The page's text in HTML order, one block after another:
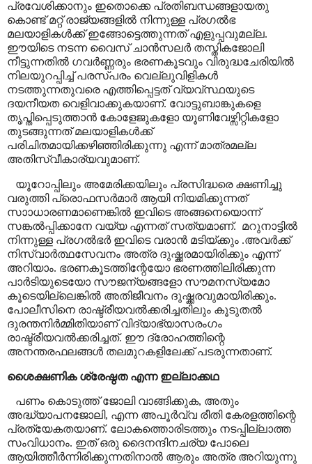
പ്രവേശിക്കാനും ഇതൊക്കെ പ്രതിബന്ധങ്ങളായതു
കൊണ്ട് മറ്റ് രാജ്യങ്ങളിൽ നിന്നുള്ള പ്രഗൽഭ
മലയാളികൾക്ക് ഇങ്ങോട്ടെത്തുന്നത് എളുപ്പവുമല്ല.
ഈയിടെ നടന്ന വൈസ് ചാൻസലർ തസ്തികജോലി
നീട്ടുന്നതിൽ ഗവർണ്ണരും ഭരണകൂടവും വിരുദ്ധചേരിയിൽ
നിലയുറപ്പിച്ച് പരസ്പരം വെല്ലുവിളികൾ
നടത്തുന്നതുവരെ എത്തിപ്പെട്ടത് വ്യവ്സ്ഥയുടെ
ദയനീയത വെളിവാക്കുകയാണ്. വോട്ടുബാങ്കുകളെ
തൃപ്തിപ്പെടുത്താൻ കോളേജുകളോ യൂണിവേഴ്സിറ്റികളോ
തുടങ്ങുന്നത് മലയാളികൾക്ക്
പരിചിതമായിക്കഴിഞ്ഞിരിക്കുന്നു എന്ന് മാത്രമല്ല
അതിസ്വീകാര്യവുമാണ്.
യൂറോപ്പിലും അമേരിക്കയിലും പ്രസിദ്ധരെ ക്ഷണിച്ചു
വരുത്തി പ്രൊഫസർമാർ ആയി നിയമിക്കുന്നത്
സാാധാരണമാണെങ്കിൽ ഇവിടെ അങ്ങനെയൊന്ന്
സങ്കൽപ്പിക്കാനേ വയ്യ എന്നത് സത്യമാണ്. മറുനാട്ടിൽ
നിന്നുള്ള പ്രഗൽഭർ ഇവിടെ വരാൻ മടിയ്ക്കും .അവർക്ക്
നിസ്വാർത്ഥസേവനം അത്ര ദുഷ്ക്കരമായിരിക്കും എന്ന്
അറിയാം. ഭരണകൂടത്തിന്റേയോ ഭരണത്തിലിരിക്കുന്ന
പാർടിയുടെയോ സൗജന്യങ്ങളോ സൗമനസ്യമോ
കൂടെയില്ലെങ്കിൽ അതിജീവനം ദുഷ്ക്കരവുമായിരിക്കും.
പോലീസിനെ രാഷ്ട്രീയവൽക്കരിച്ചതിലും കൂടുതൽ
ദുരന്തനിർമ്മിതിയാണ് വിദ്യാഭ്യാസരംഗം
രാഷ്ട്രീയവൽക്കരിച്ചത്. ഈ ദ്രോഹത്തിന്റെ
അനന്തരഫലങ്ങൾ തലമുറകളിലേക്ക് പടരുന്നതാണ്.
ശൈക്ഷണിക ശ്രേഷ്ഠത എന്ന ഇല്ലാക്കഥ
പണം കൊടുത്ത് ജോലി വാങ്ങിക്കുക, അതും
അദ്ധ്യാപനജോലി , എന്ന അപൂർവ്വ രീതി കേരളത്തിന്റെ
പ്രത്യേകതയാണ്. ലോകത്തൊരിടത്തും നടപ്പില്ലാത്ത
സംവിധാനം. ഇത് ഒരു ദൈനന്ദിനചര്യ പോലെ
ആയിത്തീർന്നിരിക്കുന്നതിനാൽ ആരും അത്ര അറിയുന്നു